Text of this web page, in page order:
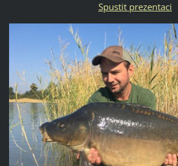
Spustit prezentaci